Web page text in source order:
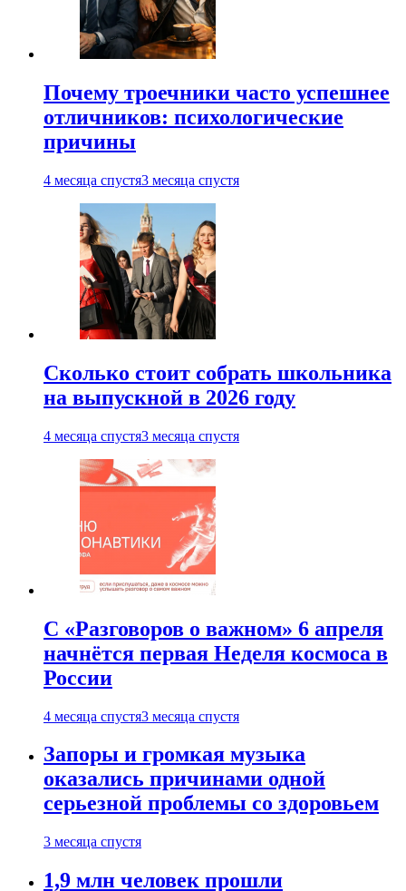
Почему троечники часто успешнее
отличников: психологические
причины
4 месяца спустя3 месяца спустя
Сколько стоит собрать школьника
на выпускной в 2026 году
4 месяца спустя3 месяца спустя
С «Разговоров о важном» 6 апреля
начнётся первая Неделя космоса в
России
4 месяца спустя3 месяца спустя
Запоры и громкая музыка
оказались причинами одной
серьезной проблемы со здоровьем
3 месяца спустя
1,9 млн человек прошли